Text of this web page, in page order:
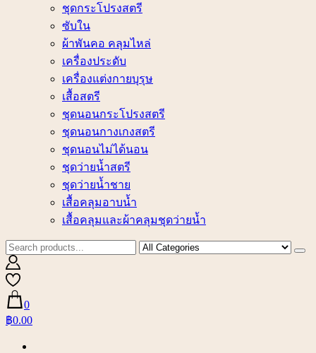
ชุดกระโปรงสตรี
ซับใน
ผ้าพันคอ คลุมไหล่
เครื่องประดับ
เครื่องแต่งกายบุรุษ
เสื้อสตรี
ชุดนอนกระโปรงสตรี
ชุดนอนกางเกงสตรี
ชุดนอนไม่ได้นอน
ชุดว่ายน้ำสตรี
ชุดว่ายน้ำชาย
เสื้อคลุมอาบน้ำ
เสื้อคลุมและผ้าคลุมชุดว่ายน้ำ
0
฿0.00